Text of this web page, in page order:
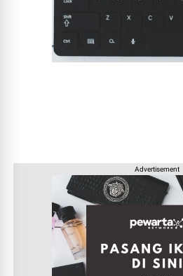
Advertisement